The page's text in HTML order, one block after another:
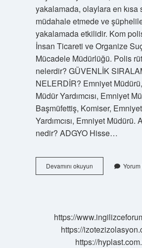
yakalamada, olaylara en kısa
müdahale etmede ve
yakalamada etkilidir. Kom
İnsan Ticareti ve Organize
Mücadele Müdürlüğü. Polis
nelerdir? GÜVENLİK
NELERDİR? Emniyet
Müdür Yardımcısı, Emniyet
Başmüfettiş, Komiser,
Yardımcısı, Emniyet Müdürü.
nedir? ADGYO Hisse…
Devamını okuyunMot
Polis
Yorum
https://
https://
https://